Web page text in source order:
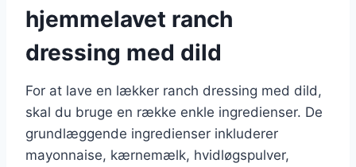
hjemmelavet ranch
dressing med dild
For at lave en lækker ranch dressing med dild,
skal du bruge en række enkle ingredienser. De
grundlæggende ingredienser inkluderer
mayonnaise, kærnemælk, hvidløgspulver,